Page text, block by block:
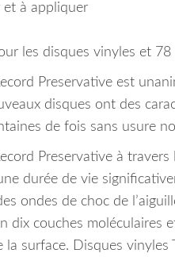
et à appliquer
les disques vinyles et
Preservative est
disques ont des
de fois sans usure
Preservative à
durée de vie
ondes de choc de
dix couches moléculaires
la surface. Disques vinyles